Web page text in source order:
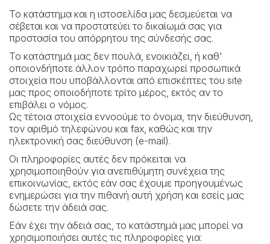
Χωριά της Σαντορίνης
Οινοποιεία στη Σαντορίνη
Εκκλησιές στη Σαντορίνη
Σάντα Ειρήνη
Ποσειδώνας
Οδυσσέας
Άγιος Νικόλαος
Ιάσων
History
Φωτογραφίες
Video
ΕΠΙΚΟΙΝΩΝΊΑ
Το κατάστημα και η ιστοσελίδα μας δεσμεύεται να
σέβεται και να προστατεύει το δικαίωμά σας για
προστασία του απόρρητου της σύνδεσής σας.
Το κατάστημά μας δεν πουλά, ενοικιάζει, ή καθ'
οποιονδήποτε άλλον τρόπο παραχωρεί προσωπικά
στοιχεία που υποβάλλονται από επισκέπτες του site
μας προς οποιοδήποτε τρίτο μέρος, εκτός αν το
επιβάλει ο νόμος.
Ως τέτοια στοιχεία εννοούμε το όνομα, την διεύθυνση,
τον αριθμό τηλεφώνου και fax, καθώς και την
ηλεκτρονική σας διεύθυνση (e-mail).
Οι πληροφορίες αυτές δεν πρόκειται να
χρησιμοποιηθούν για ανεπιθύμητη συνέχεια της
επικοινωνίας, εκτός εάν σας έχουμε προηγουμένως
ενημερώσει για την πιθανή αυτή χρήση και εσείς μας
δώσετε την άδειά σας.
Εάν έχει την άδειά σας, το κατάστημά μας μπορεί να
χρησιμοποιήσει αυτές τις πληροφορίες για: